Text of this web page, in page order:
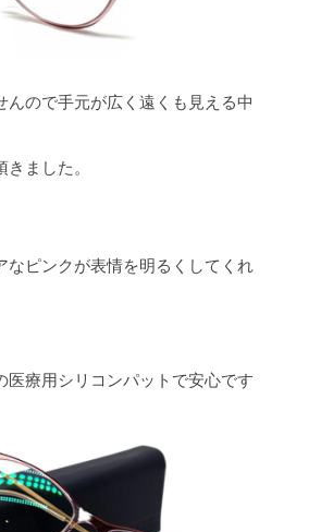
んので手元が広く遠くも見える中
ました。
なピンクが表情を明るくしてくれ
医療用シリコンパットで安心です